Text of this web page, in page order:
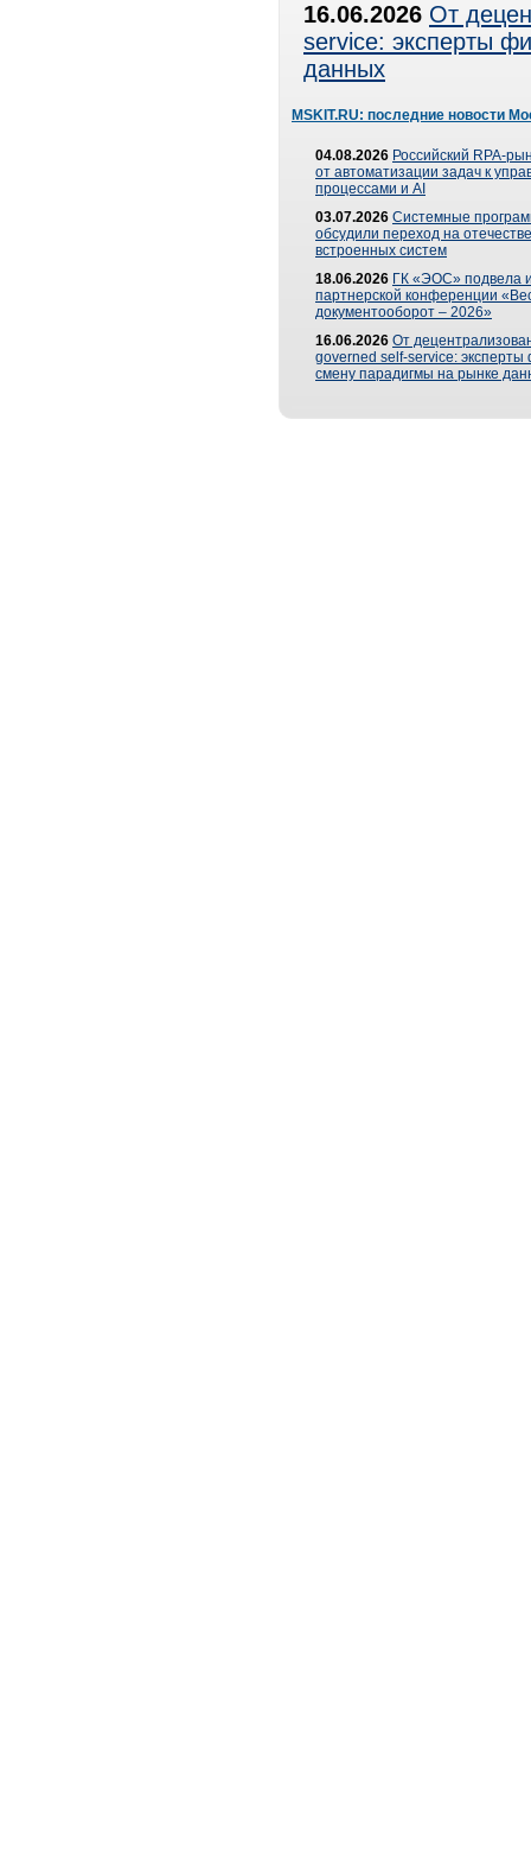
16.06.2026 От
service: эксперты
данных
MSKIT.RU: последние новости
04.08.2026 Российский RPA-
от автоматизации задач к
процессами и AI
03.07.2026 Системные
обсудили переход на
встроенных систем
18.06.2026 ГК «ЭОС» подвела
партнерской конференции
документооборот – 2026»
16.06.2026 От
governed self-service: эксперты
смену парадигмы на рынке